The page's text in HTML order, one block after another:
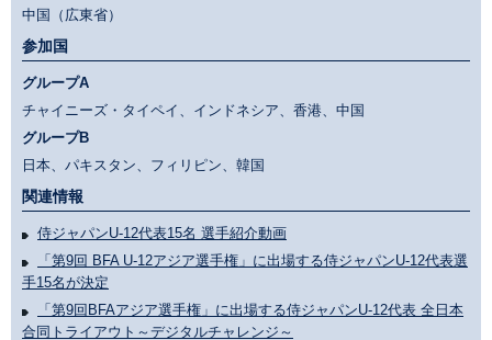
中国（広東省）
参加国
グループA
チャイニーズ・タイペイ、インドネシア、香港、中国
グループB
日本、パキスタン、フィリピン、韓国
関連情報
侍ジャパンU-12代表15名 選手紹介動画
「第9回 BFA U-12アジア選手権」に出場する侍ジャパンU-12代表選
手15名が決定
「第9回BFAアジア選手権」に出場する侍ジャパンU-12代表 全日本
合同トライアウト～デジタルチャレンジ～